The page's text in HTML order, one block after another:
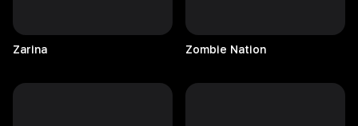
Zarina Zombie Nation